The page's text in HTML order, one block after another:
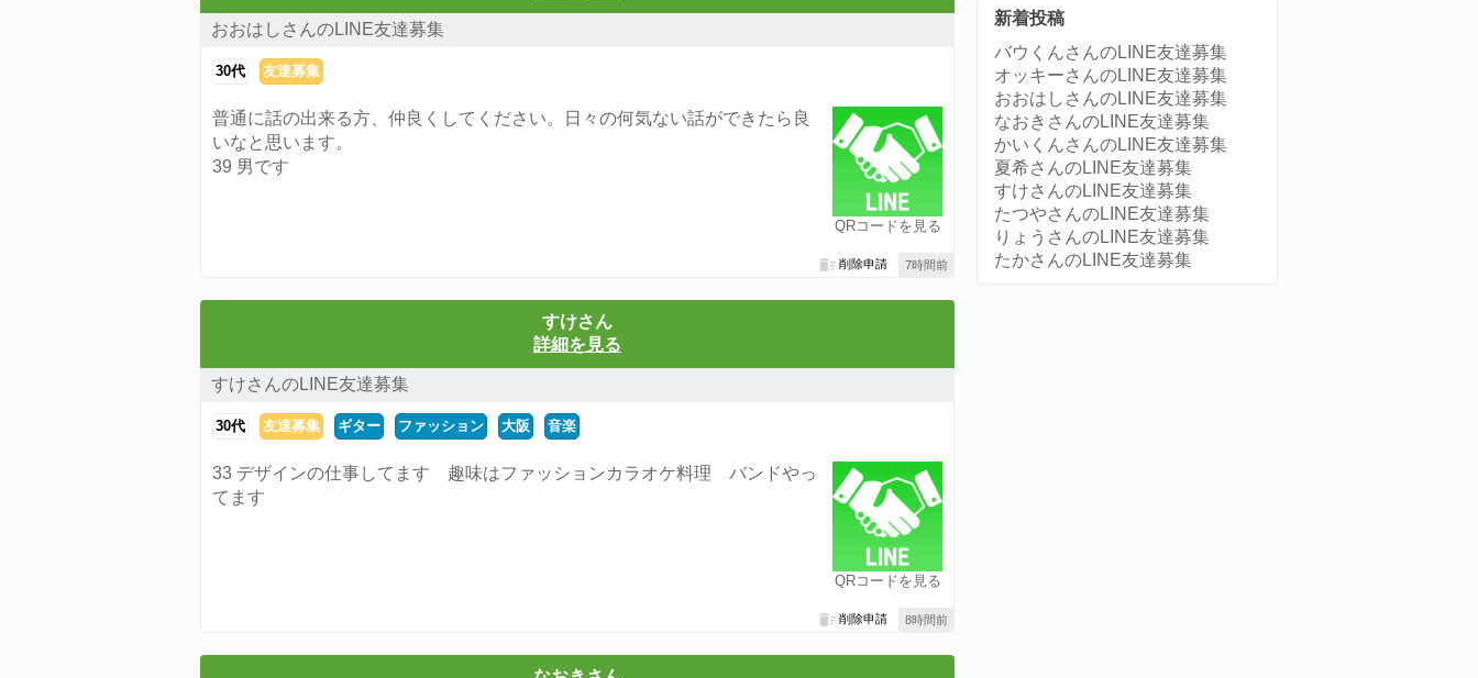
おおはしさんのLINE友達募集
30代 友達募集
QRコードを見る
普通に話の出来る方、仲良くしてください。日々の何気ない話ができたら良
いなと思います。
39 男です
7時間前
削除申請
すけさん
詳細を見る
すけさんのLINE友達募集
30代 友達募集 ギター ファッション 大阪 音楽
QRコードを見る
33 デザインの仕事してます 趣味はファッションカラオケ料理 バンドやっ
てます
8時間前
削除申請
新着投稿
バウくんさんのLINE友達募集
オッキーさんのLINE友達募集
おおはしさんのLINE友達募集
なおきさんのLINE友達募集
かいくんさんのLINE友達募集
夏希さんのLINE友達募集
すけさんのLINE友達募集
たつやさんのLINE友達募集
りょうさんのLINE友達募集
たかさんのLINE友達募集